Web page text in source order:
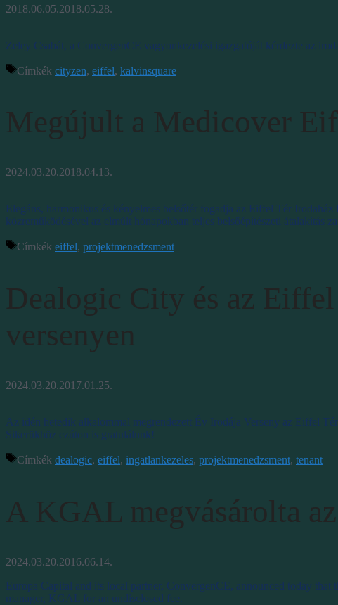
2018.06.05.2018.05.28.
Zeley Csabát, a ConvergenCE vagyonkezelési igazgatóját kérdezte az
Címkék cityzen, eiffel, kalvinsquare
2024.03.20.2018.04.13.
Elegáns, harmonikus és kényelmes belsőtér fogadja az Eiffel Tér
közreműködésével az elmúlt hónapokban teljes belsőépítészeti átalakítás
Címkék eiffel, projektmenedzsment
2024.03.20.2017.01.25.
Az idén hetedik alkalommal megrendezett Év Irodája Verseny az Eiffel
Sikerükhöz ezúton is gratulálunk!
Címkék dealogic, eiffel, ingatlankezeles, projektmenedzsment, tenant
2024.03.20.2016.06.14.
Europa Capital and its local partner, ConvergenCE, announced today
manager, KGAL for an undisclosed fee.